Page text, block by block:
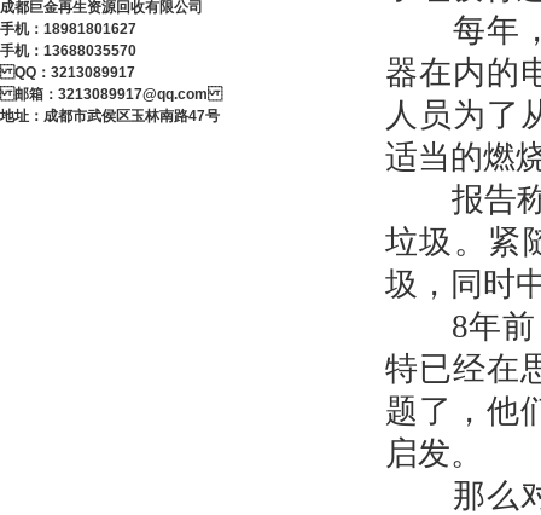
成都巨金再生资源回收有限公司
手机：18981801627
手机：13688035570
QQ：3213089917
邮箱：3213089917@qq.com
地址：成都市武侯区玉林南路47号
每年，
器在内的
人员为了
适当的燃
报告称
垃圾。紧
圾，同时
8年前，
特已经在
题了，他
启发。
那么对